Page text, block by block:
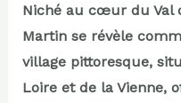
Niché au cœur du Val
Martin se révèle
village pittoresque,
Loire et de la Vienne,